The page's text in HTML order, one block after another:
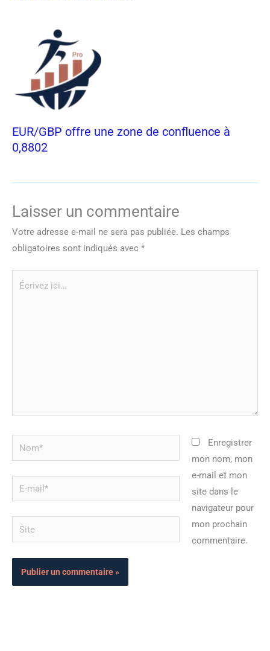
EUR/GBP offre une zone de confluence à
0,8802
Laisser un commentaire
Votre adresse e-mail ne sera pas publiée. Les champs
obligatoires sont indiqués avec *
Nom*
mail*
Site
Enregistrer
mon nom, mon
e-mail et mon
site dans le
navigateur pour
mon prochain
commentaire.